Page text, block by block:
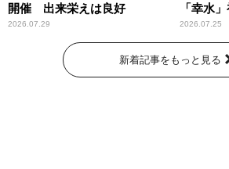
開催 出来栄えは良好
2026.07.29
「幸水
2026.07.25
新着記事をもっと見る